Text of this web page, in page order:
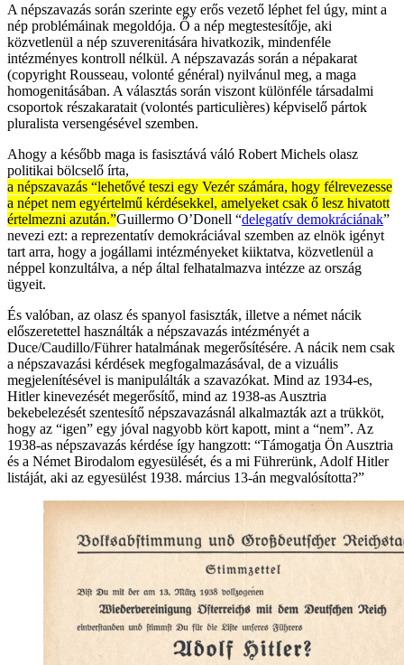
A népszavazás során szerinte egy erős vezető léphet fel úgy, mint a
nép problémáinak megoldója. Ő a nép megtestesítője, aki
közvetlenül a nép szuverenitására hivatkozik, mindenféle
intézményes kontroll nélkül. A népszavazás során a népakarat
(copyright Rousseau, volonté général) nyilvánul meg, a maga
homogenitásában. A választás során viszont különféle társadalmi
csoportok részakaratait (volontés particulières) képviselő pártok
pluralista versengésével szemben.
Ahogy a később maga is fasisztává váló Robert Michels olasz
politikai bölcselő írta,
a népszavazás “lehetővé teszi egy Vezér számára, hogy félrevezesse
a népet nem egyértelmű kérdésekkel, amelyeket csak ő lesz hivatott
értelmezni azután.”Guillermo O’Donell “delegatív demokráciának”
nevezi ezt: a reprezentatív demokráciával szemben az elnök igényt
tart arra, hogy a jogállami intézményeket kiiktatva, közvetlenül a
néppel konzultálva, a nép által felhatalmazva intézze az ország
ügyeit.
És valóban, az olasz és spanyol fasiszták, illetve a német nácik
előszeretettel használták a népszavazás intézményét a
Duce/Caudillo/Führer hatalmának megerősítésére. A nácik nem csak
a népszavazási kérdések megfogalmazásával, de a vizuális
megjelenítésével is manipulálták a szavazókat. Mind az 1934-es,
Hitler kinevezését megerősítő, mind az 1938-as Ausztria
bekebelezését szentesítő népszavazásnál alkalmazták azt a trükköt,
hogy az “igen” egy jóval nagyobb kört kapott, mint a “nem”. Az
1938-as népszavazás kérdése így hangzott: “Támogatja Ön Ausztria
és a Német Birodalom egyesülését, és a mi Führerünk, Adolf Hitler
listáját, aki az egyesülést 1938. március 13-án megvalósította?”